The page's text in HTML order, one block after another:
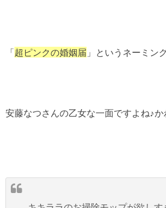
「超ピンクの婚姻届 」というネーミン
安藤なつさんの乙女な一面ですよね♪